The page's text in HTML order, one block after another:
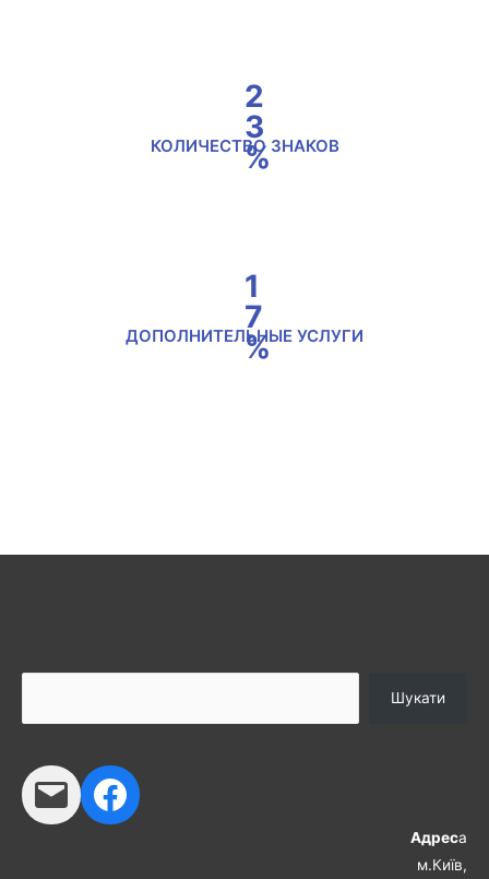
2
3
%
КОЛИЧЕСТВО ЗНАКОВ
1
7
%
ДОПОЛНИТЕЛЬНЫЕ УСЛУГИ
Шукати
Адреса
м.Київ,